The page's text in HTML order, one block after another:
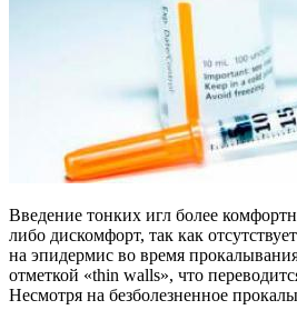
Введение тонких игл более
либо дискомфорт, так как
на эпидермис во время
отметкой «thin walls», что
Несмотря на безболезненное